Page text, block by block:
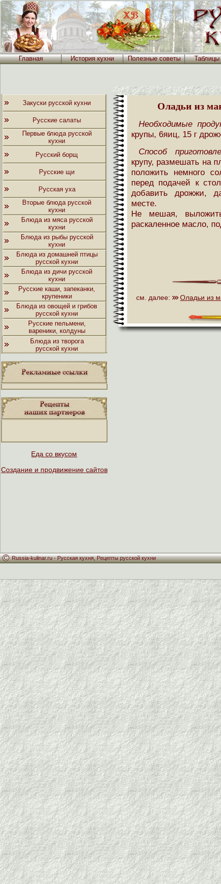
Главная История кухни Полезные советы
Закуски русской кухни
Русские салаты
Первые блюда русской
кухни
Русский борщ
Русские щи
Русская уха
Вторые блюда русской
кухни
Блюда из мяса русской
кухни
Блюда из рыбы русской
кухни
Блюда из домашней птицы
русской кухни
Блюда из дичи русской
кухни
Русские каши, запеканки,
крупеники
Блюда из овощей и грибов
русской кухни
Русские пельмени,
вареники, колдуны
Блюда из творога
русской кухни
Еда со вкусом
Создание и продвижение сайтов
Оладьи из
Необходимые
крупы, 6яиц, 15 г
Способ
крупу, размешать на
положить немного
перед подачей к
добавить дрожжи,
месте.
Не мешая,
раскаленное масло,
см. далее: Оладьи из
Russia-kulinar.ru -Русская кухня,Рецепты русской кухни